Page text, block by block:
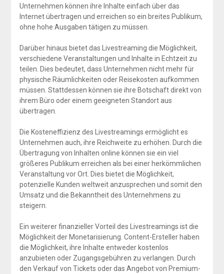
Unternehmen können ihre Inhalte einfach über das
Internet übertragen und erreichen so ein breites Publikum,
ohne hohe Ausgaben tätigen zu müssen.
Darüber hinaus bietet das Livestreaming die Möglichkeit,
verschiedene Veranstaltungen und Inhalte in Echtzeit zu
teilen. Dies bedeutet, dass Unternehmen nicht mehr für
physische Räumlichkeiten oder Reisekosten aufkommen
müssen. Stattdessen können sie ihre Botschaft direkt von
ihrem Büro oder einem geeigneten Standort aus
übertragen.
Die Kosteneffizienz des Livestreamings ermöglicht es
Unternehmen auch, ihre Reichweite zu erhöhen. Durch die
Übertragung von Inhalten online können sie ein viel
größeres Publikum erreichen als bei einer herkömmlichen
Veranstaltung vor Ort. Dies bietet die Möglichkeit,
potenzielle Kunden weltweit anzusprechen und somit den
Umsatz und die Bekanntheit des Unternehmens zu
steigern.
Ein weiterer finanzieller Vorteil des Livestreamings ist die
Möglichkeit der Monetarisierung. Content-Ersteller haben
die Möglichkeit, ihre Inhalte entweder kostenlos
anzubieten oder Zugangsgebühren zu verlangen. Durch
den Verkauf von Tickets oder das Angebot von Premium-